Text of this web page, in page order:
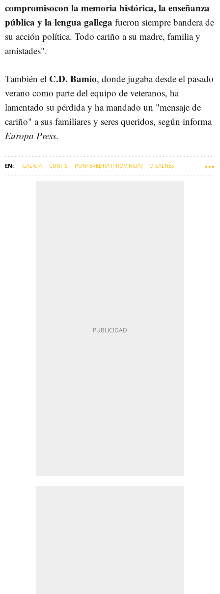
compromisocon la memoria histórica, la enseñanza
pública y la lengua gallega fueron siempre bandera de
su acción política. Todo cariño a su madre, familia y
amistades".
También el C.D. Bamio, donde jugaba desde el pasado
verano como parte del equipo de veteranos, ha
lamentado su pérdida y ha mandado un "mensaje de
cariño" a sus familiares y seres queridos, según informa
Europa Press.
GALICIA CUNTIS PONTEVEDRA (PROVINCIA) O SALNÉS